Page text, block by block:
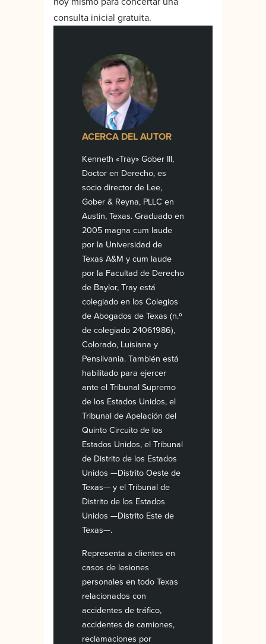
consulta inicial gratuita.
ACERCA DEL AUTOR
Kenneth «Tray» Gober III,
Doctor en Derecho, es
socio director de Lee,
Gober & Reyna, PLLC en
Austin, Texas. Graduado en
2005 magna cum laude
por la Universidad de
Texas A&M y cum laude
por la Facultad de Derecho
de Baylor, Tray está
colegiado en los Colegios
de Abogados de Texas (n.º
de colegiado 24061986),
Colorado, Luisiana y
Pensilvania. También está
habilitado para ejercer
ante el Tribunal Supremo
de los Estados Unidos, el
Tribunal de Apelación del
Quinto Circuito de los
Estados Unidos, el Tribunal
de Distrito de los Estados
Unidos —Distrito Oeste de
Texas— y el Tribunal de
Distrito de los Estados
Unidos —Distrito Este de
Texas—.
Representa a clientes en
casos de lesiones
personales en todo Texas
relacionados con
accidentes de tráfico,
accidentes de camiones,
reclamaciones por